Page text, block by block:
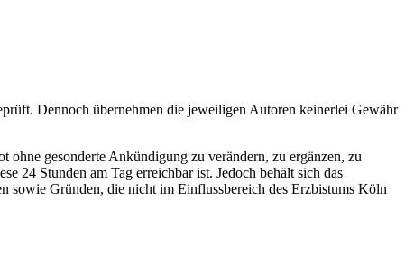
Dennoch übernehmen die jeweiligen Autoren keinerlei Gewähr
gesonderte Ankündigung zu verändern, zu ergänzen, zu
24 Stunden am Tag erreichbar ist. Jedoch behält sich das
sowie Gründen, die nicht im Einflussbereich des Erzbistums Köln